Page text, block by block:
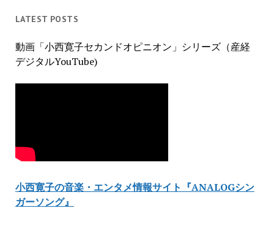
LATEST POSTS
動画「小西寛子セカンドオピニオン」シリーズ（産経
デジタルYouTube)
小西寛子の音楽・エンタメ情報サイト『ANALOGシン
ガーソング』